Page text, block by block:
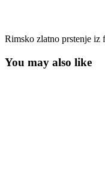
Rimsko zlatno prstenje iz
You may also like